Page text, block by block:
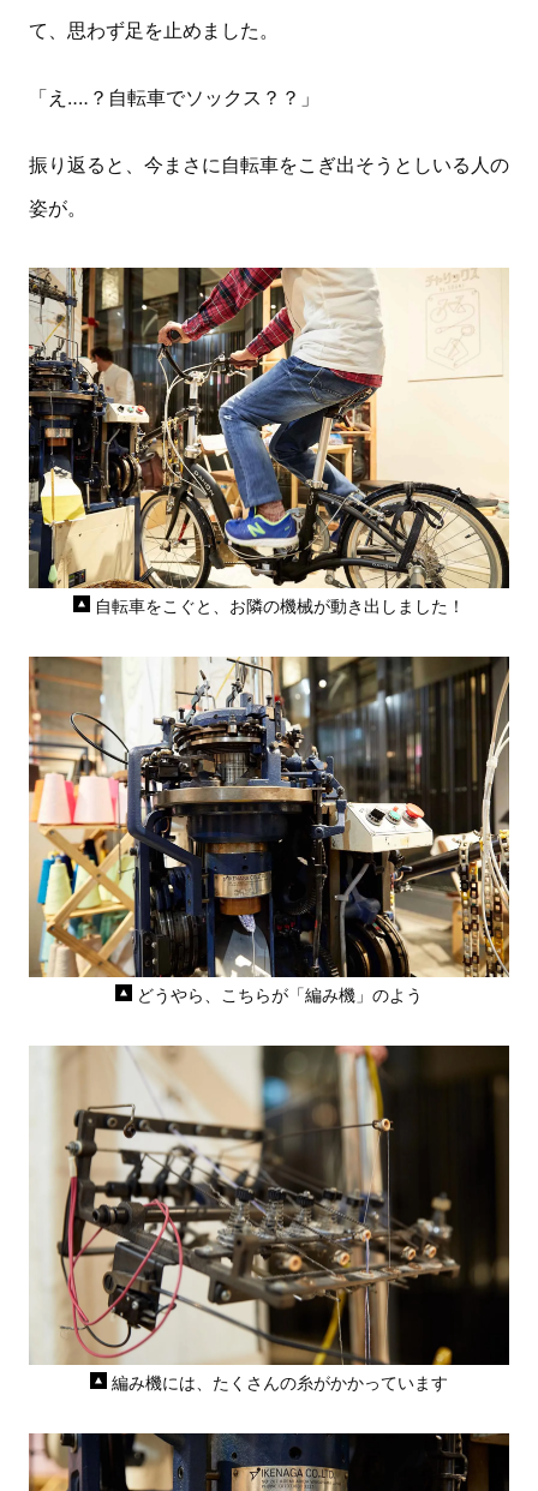
て、思わず足を止めました。
「え‥‥？自転車でソックス？？」
振り返ると、今まさに自転車をこぎ出そうとしいる人の
姿が。
自転車をこぐと、お隣の機械が動き出しました！
どうやら、こちらが「編み機」のよう
編み機には、たくさんの糸がかかっています